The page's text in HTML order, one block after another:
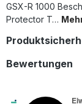
GSX-R 1000
Protector T…
Bewertungen